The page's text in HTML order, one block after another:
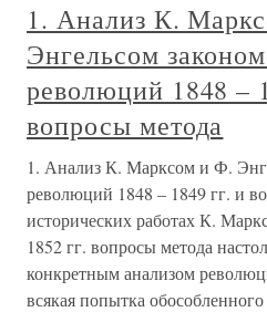
1. Анализ К.
Энгельсом
революций 1848 –
вопросы метода
1. Анализ К. Марксом и Ф.
революций 1848 – 1849 гг. и
исторических работах К.
1852 гг. вопросы метода
конкретным анализом
всякая попытка